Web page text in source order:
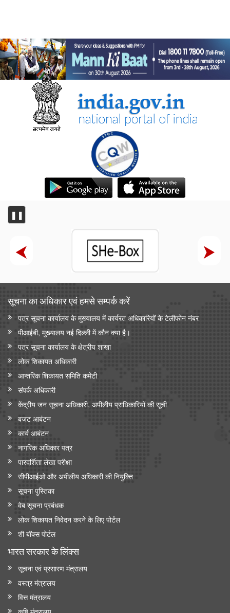
केन्द्रीय युवा कार्यक्रम एवं खेल राज्य मंत्री श्रीमती रक्षा खडसे
खेल मंत्री डॉ. मनसुख मांडविया ने गुजरात के हनोल से युवाओं, माई भारत और
एनएसएस के साथ ‘फिट इंडिया संडे ऑन साइकिल’ के 85वें संस्करण का
राष्ट्रव्यापी नेतृत्व किया, जिसका मुख्य विषय रहा ‘नशा मुक्त भारत’
केंद्रीकृत जन शिकायत निवारण और निगरानी प्रणाली (सीपीग्राम)
भारतीय प्रतिस्पर्धा आयोग (सीसीआई) ने ब्रिक्स प्रतिस्पर्धा प्राधिकरणों के
प्रमुखों की बैठक आयोजित की
❚❚
सूचना का अधिकार एवं हमसे सम्‍पर्क करें
पत्र सूचना कार्यालय के मुख्यालय में कार्यरत अधिकारियों के टेलीफोन नंबर
पीआईबी, मुख्यालय नई दिल्ली में कौन क्या है।
पत्र सूचना कार्यालय के क्षेत्रीय शाखा
लोक शिकायत अधिकारी
आन्‍तरिक शिकायत समिति कमेटी
संपर्क अधिकारी
केंद्रीय जन सूचना अधिकारी, अपीलीय प्राधिकारियों की सूची
बजट आबंटन
कार्य आबंटन
नागरिक अधिकार पत्र
पारदर्शिता लेखा परीक्षा
सीपीआईओ और अपी‍लीय अधिकारी की नियुक्ति
सूचना पुस्तिका
वेब सूचना प्रबंधक
लोक शिकायत निवेदन करने के लिए पोर्टल
शी बॉक्स पोर्टल
भारत सरकार के लिंक्‍स
सूचना एवं प्रसारण मंत्रालय
वस्त्र मंत्रालय
वित्त मंत्रालय